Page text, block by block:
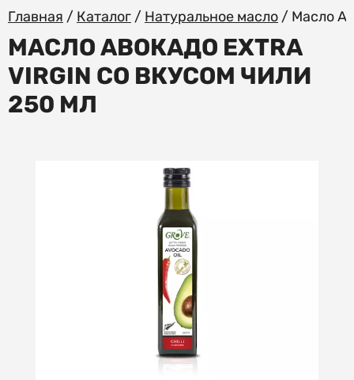
Главная / Каталог / Натуральное масло / Масло
МАСЛО АВОКАДО EXTRA
VIRGIN СО ВКУСОМ ЧИЛИ
250 МЛ